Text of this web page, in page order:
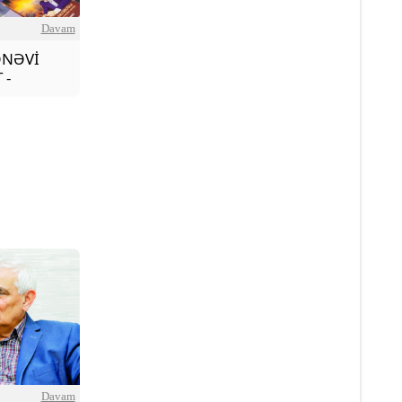
Davam
-
Davam